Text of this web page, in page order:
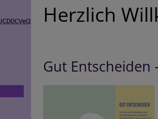
Herzlich
Gut Entscheiden